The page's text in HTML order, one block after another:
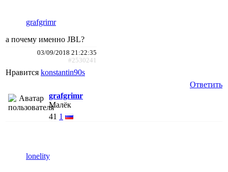
grafgrimr
а почему именно JBL?
03/09/2018 21:22:35
#2530241
Нравится konstantin90s
Ответить
grafgrimr
Малёк
41 1
lonelity